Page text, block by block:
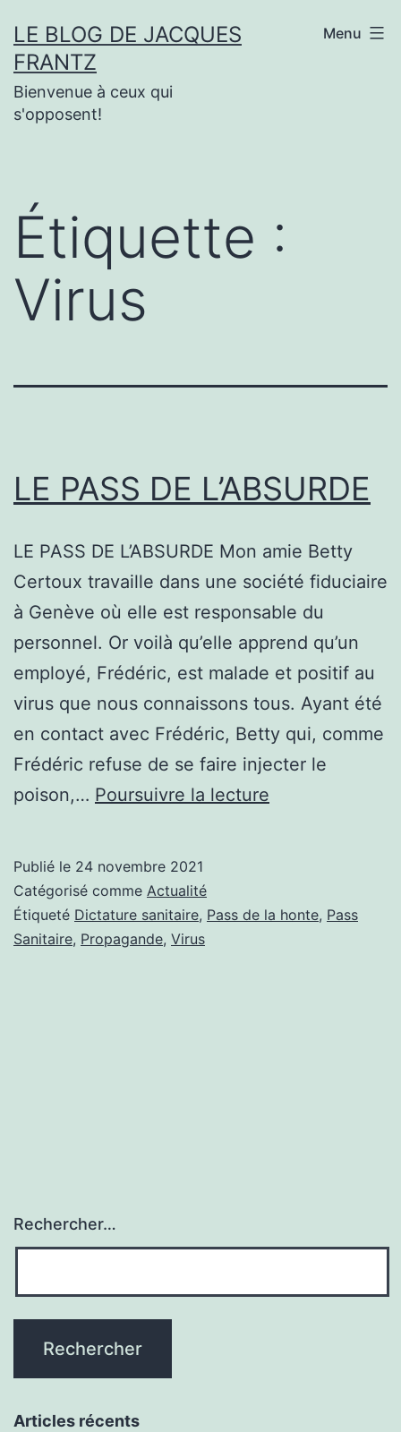
au
contenu
LE BLOG DE JACQUES
FRANTZ
Bienvenue à ceux qui
s'opposent!
Menu
Étiquette :
Virus
LE PASS DE L’ABSURDE
LE PASS DE L’ABSURDE Mon amie Betty
Certoux travaille dans une société fiduciaire
à Genève où elle est responsable du
personnel. Or voilà qu’elle apprend qu’un
employé, Frédéric, est malade et positif au
virus que nous connaissons tous. Ayant été
en contact avec Frédéric, Betty qui, comme
Frédéric refuse de se faire injecter le
poison,… Poursuivre la lecture
Publié le 24 novembre 2021
Catégorisé comme Actualité
Étiqueté Dictature sanitaire, Pass de la honte, Pass
Sanitaire, Propagande, Virus
Rechercher…
Articles récents